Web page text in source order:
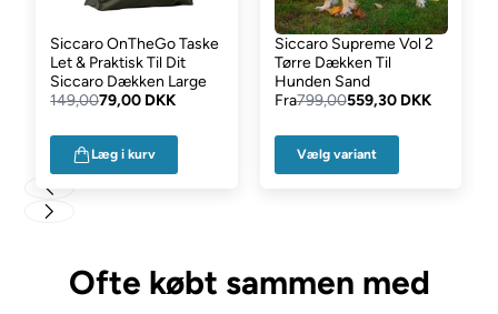
Siccaro OnTheGo Taske
Let & Praktisk Til Dit
Siccaro Dækken Large
149,0079,00 DKK
Læg i kurv
Siccaro Supreme Vol 2
Tørre Dækken Til
Hunden Sand
Fra799,00559,30 DKK
Vælg variant
Ofte købt sammen med